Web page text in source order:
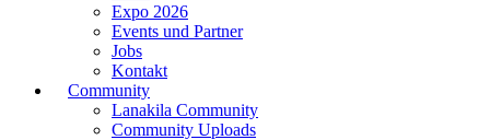
Expo 2026
Events und Partner
Jobs
Kontakt
Community
Lanakila Community
Community Uploads